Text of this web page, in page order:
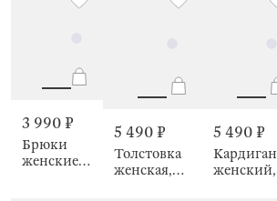
3 990 ₽
Брюки
женские,
5 490 ₽
Толстовка
женская,
5 490 ₽
Кардиган
женский,